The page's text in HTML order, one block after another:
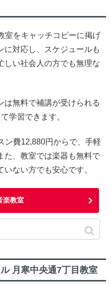
室をキャッチコピーに掲げ
に対応し、スケジュールも
しい社会人の方でも無理な
は無料で補講が受けられる
学習できます。
ン費12,880円からで、手軽
た、教室では楽器も無料で
ない方でも安心です。
楽教室
月寒中央通7丁目教室